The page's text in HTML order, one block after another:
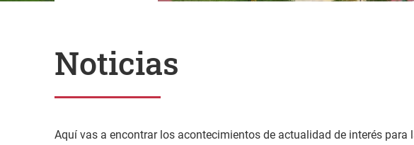
Noticias
Aquí vas a encontrar los acontecimientos de actualidad de interés para